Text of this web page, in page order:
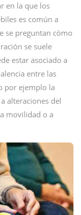
en la que los
es común a
se preguntan cómo
se suele
estar asociado a
entre las
por ejemplo la
alteraciones del
movilidad o a